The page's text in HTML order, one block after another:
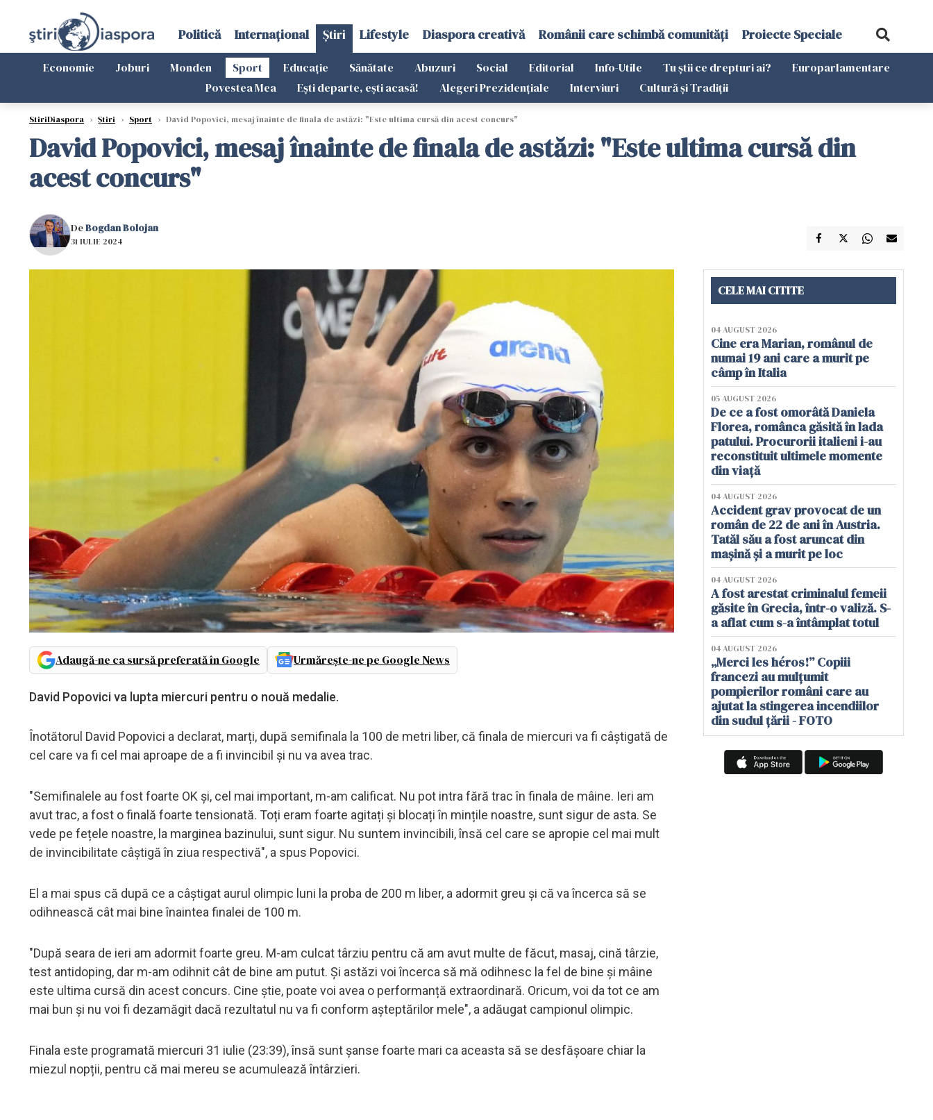
Politică Internațional Știri Lifestyle Diaspora creativă Românii care schimbă comunități Proiecte Speciale
Economie Joburi Monden Sport Educație Sănătate Abuzuri Social Editorial Info-Utile Tu știi ce drepturi ai?
Europarlamentare
Povestea Mea
Ești departe, ești acasă! Alegeri Prezidențiale Interviuri Cultură și Tradiții
StiriDiaspora › Știri › Sport › David Popovici, mesaj înainte de finala de astăzi: "Este ultima cursă din acest concurs"
David Popovici, mesaj înainte de finala de astăzi: "Este ultima cursă din
acest concurs"
DeBogdan Bolojan
31 IULIE 2024
Adaugă-ne ca sursă preferată în Google Urmărește-ne pe Google News
David Popovici va lupta miercuri pentru o nouă medalie.
Înotătorul David Popovici a declarat, marți, după semifinala la 100 de metri liber, că finala de miercuri va fi câștigată de
cel care va fi cel mai aproape de a fi invincibil și nu va avea trac.
"Semifinalele au fost foarte OK și, cel mai important, m-am calificat. Nu pot intra fără trac în finala de mâine. Ieri am
avut trac, a fost o finală foarte tensionată. Toți eram foarte agitați și blocați în mințile noastre, sunt sigur de asta. Se
vede pe fețele noastre, la marginea bazinului, sunt sigur. Nu suntem invincibili, însă cel care se apropie cel mai mult
de invincibilitate câștigă în ziua respectivă", a spus Popovici.
El a mai spus că după ce a câștigat aurul olimpic luni la proba de 200 m liber, a adormit greu și că va încerca să se
odihnească cât mai bine înaintea finalei de 100 m.
"După seara de ieri am adormit foarte greu. M-am culcat târziu pentru că am avut multe de făcut, masaj, cină târzie,
test antidoping, dar m-am odihnit cât de bine am putut. Și astăzi voi încerca să mă odihnesc la fel de bine și mâine
este ultima cursă din acest concurs. Cine știe, poate voi avea o performanță extraordinară. Oricum, voi da tot ce am
mai bun și nu voi fi dezamăgit dacă rezultatul nu va fi conform așteptărilor mele", a adăugat campionul olimpic.
Finala este programată miercuri 31 iulie (23:39), însă sunt șanse foarte mari ca aceasta să se desfășoare chiar la
miezul nopții, pentru că mai mereu se acumulează întârzieri.
CELE MAI CITITE
04 AUGUST 2026
Cine era Marian, românul de
numai 19 ani care a murit pe
câmp în Italia
05 AUGUST 2026
De ce a fost omorâtă Daniela
Florea, românca găsită în lada
patului. Procurorii italieni i-au
reconstituit ultimele momente
din viață
04 AUGUST 2026
Accident grav provocat de un
român de 22 de ani în Austria.
Tatăl său a fost aruncat din
mașină și a murit pe loc
04 AUGUST 2026
A fost arestat criminalul femeii
găsite în Grecia, într-o valiză. S-
a aflat cum s-a întâmplat totul
04 AUGUST 2026
„Merci les héros!” Copiii
francezi au mulțumit
pompierilor români care au
ajutat la stingerea incendiilor
din sudul țării - FOTO